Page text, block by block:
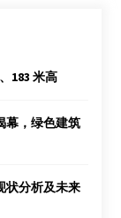
183 米高
幕，绿色建筑
状分析及未来